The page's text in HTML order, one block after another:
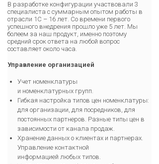
В разработке конфигурации участвовали 3
специалиста с суммарным опытом работы в
отрасли 1С – 16 лет. Со времени первого
успешного внедрения прошло уже 5 лет. Мы
болеем за наш продукт, именно поэтому
средний срок ответа на любой вопрос
составляет около часа.
Управление организацией
Учет номенклатуры
и номенклатурных групп.
Гибкая настройка типов цен номенклатуры:
для организации, для посредников, для
постоянных партнеров. Разные типы цен в
зависимости от канала продаж.
Хранение данных о клиентах и партнерах.
Управление контактной
информацией любых типов.